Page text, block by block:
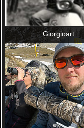
Giorgioart